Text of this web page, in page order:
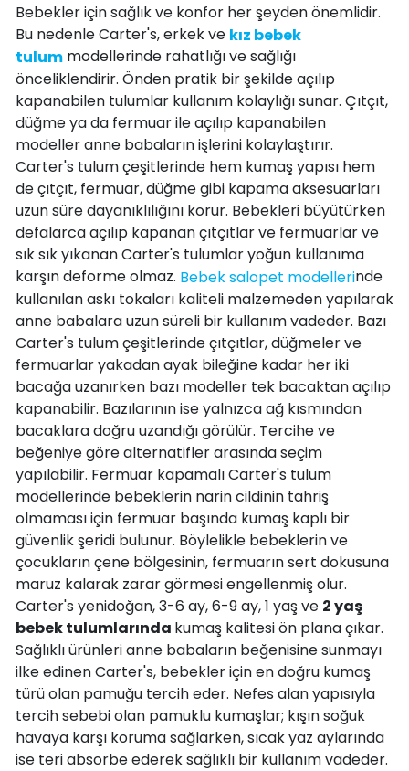
Bebekler için sağlık ve konfor her şeyden önemlidir.
Bu nedenle Carter's, erkek ve kız bebek
tulum modellerinde rahatlığı ve sağlığı
önceliklendirir. Önden pratik bir şekilde açılıp
kapanabilen tulumlar kullanım kolaylığı sunar. Çıtçıt,
düğme ya da fermuar ile açılıp kapanabilen
modeller anne babaların işlerini kolaylaştırır.
Carter's tulum çeşitlerinde hem kumaş yapısı hem
de çıtçıt, fermuar, düğme gibi kapama aksesuarları
uzun süre dayanıklılığını korur. Bebekleri büyütürken
defalarca açılıp kapanan çıtçıtlar ve fermuarlar ve
sık sık yıkanan Carter's tulumlar yoğun kullanıma
karşın deforme olmaz. Bebek salopet modellerinde
kullanılan askı tokaları kaliteli malzemeden yapılarak
anne babalara uzun süreli bir kullanım vadeder. Bazı
Carter's tulum çeşitlerinde çıtçıtlar, düğmeler ve
fermuarlar yakadan ayak bileğine kadar her iki
bacağa uzanırken bazı modeller tek bacaktan açılıp
kapanabilir. Bazılarının ise yalnızca ağ kısmından
bacaklara doğru uzandığı görülür. Tercihe ve
beğeniye göre alternatifler arasında seçim
yapılabilir. Fermuar kapamalı Carter's tulum
modellerinde bebeklerin narin cildinin tahriş
olmaması için fermuar başında kumaş kaplı bir
güvenlik şeridi bulunur. Böylelikle bebeklerin ve
çocukların çene bölgesinin, fermuarın sert dokusuna
maruz kalarak zarar görmesi engellenmiş olur.
Carter's yenidoğan, 3-6 ay, 6-9 ay, 1 yaş ve 2 yaş
bebek tulumlarında kumaş kalitesi ön plana çıkar.
Sağlıklı ürünleri anne babaların beğenisine sunmayı
ilke edinen Carter's, bebekler için en doğru kumaş
türü olan pamuğu tercih eder. Nefes alan yapısıyla
tercih sebebi olan pamuklu kumaşlar; kışın soğuk
havaya karşı koruma sağlarken, sıcak yaz aylarında
ise teri absorbe ederek sağlıklı bir kullanım vadeder.